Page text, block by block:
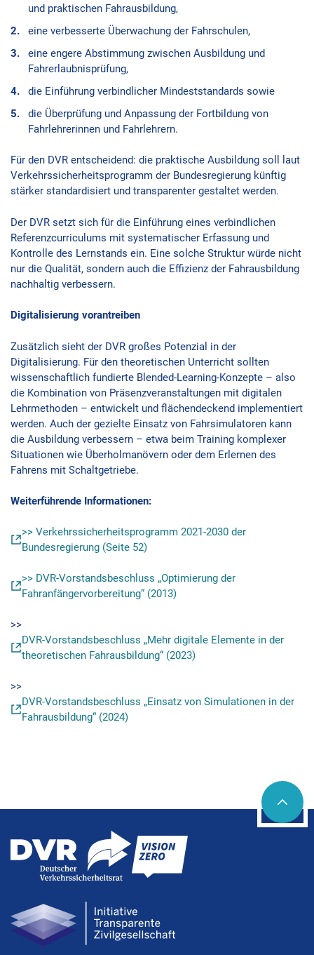
und praktischen Fahrausbildung,
eine verbesserte Überwachung der Fahrschulen,
eine engere Abstimmung zwischen Ausbildung und
Fahrerlaubnisprüfung,
die Einführung verbindlicher Mindeststandards sowie
die Überprüfung und Anpassung der Fortbildung von
Fahrlehrerinnen und Fahrlehrern.
Für den DVR entscheidend: die praktische Ausbildung soll laut
Verkehrssicherheitsprogramm der Bundesregierung künftig
stärker standardisiert und transparenter gestaltet werden.
Der DVR setzt sich für die Einführung eines verbindlichen
Referenzcurriculums mit systematischer Erfassung und
Kontrolle des Lernstands ein. Eine solche Struktur würde nicht
nur die Qualität, sondern auch die Effizienz der Fahrausbildung
nachhaltig verbessern.
Digitalisierung vorantreiben
Zusätzlich sieht der DVR großes Potenzial in der
Digitalisierung. Für den theoretischen Unterricht sollten
wissenschaftlich fundierte Blended-Learning-Konzepte – also
die Kombination von Präsenzveranstaltungen mit digitalen
Lehrmethoden – entwickelt und flächendeckend implementiert
werden. Auch der gezielte Einsatz von Fahrsimulatoren kann
die Ausbildung verbessern – etwa beim Training komplexer
Situationen wie Überholmanövern oder dem Erlernen des
Fahrens mit Schaltgetriebe.
Weiterführende Informationen:
>> Verkehrssicherheitsprogramm 2021-2030 der
Bundesregierung (Seite 52)
>> DVR-Vorstandsbeschluss „Optimierung der
Fahranfängervorbereitung“ (2013)
>>
DVR-Vorstandsbeschluss „Mehr digitale Elemente in der
theoretischen Fahrausbildung“ (2023)
>>
DVR-Vorstandsbeschluss „Einsatz von Simulationen in der
Fahrausbildung“ (2024)